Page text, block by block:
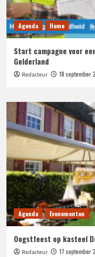
Agenda Home
Start campagne voor
Gelderland
Redacteur 18 september
Agenda Evenementen
Oogstfeest op kasteel
Redacteur 17 september